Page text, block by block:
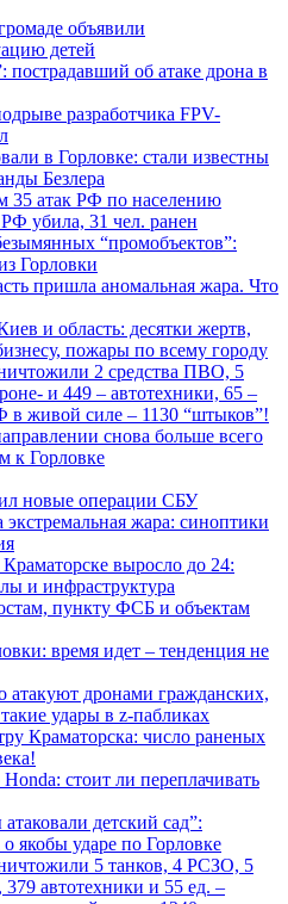
объявили
детей
об атаке дрона в
разработчика FPV-
в Горловке: стали известны
Безлера
35 атак РФ по населению
убила, 31 чел. ранен
“промобъектов”:
Горловки
пришла аномальная жара. Что
и область: десятки жертв,
пожары по всему городу
2 средства ПВО, 5
и 449 – автотехники, 65 –
в живой силе – 1130 “штыков”!
снова больше всего
к Горловке
новые операции СБУ
жара: синоптики
выросло до 24:
и инфраструктура
пункту ФСБ и объектам
время идет – тенденция не
атакуют дронами гражданских,
удары в z-пабликах
Краматорска: число раненых
стоит ли переплачивать
детский сад”:
якобы ударе по Горловке
5 танков, 4 РСЗО, 5
автотехники и 55 ед. –